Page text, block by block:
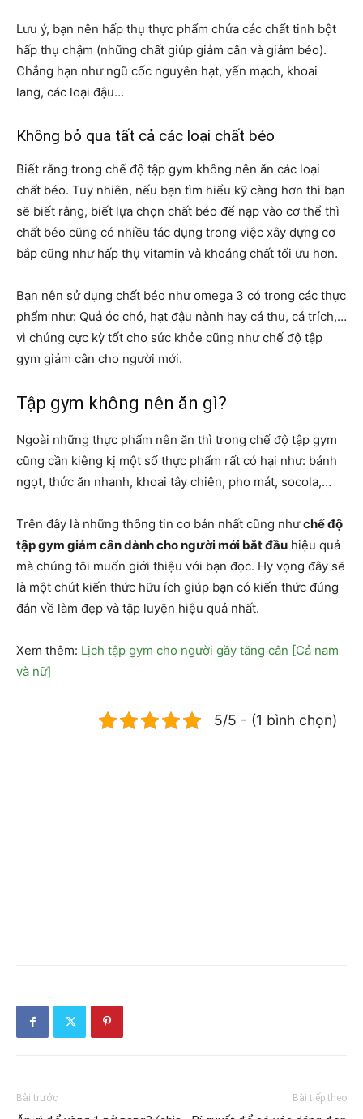
Lưu ý, bạn nên hấp thụ thực phẩm chứa các chất tinh bột
hấp thụ chậm (những chất giúp giảm cân và giảm béo).
Chẳng hạn như ngũ cốc nguyên hạt, yến mạch, khoai
lang, các loại đậu…
Không bỏ qua tất cả các loại chất béo
Biết rằng trong chế độ tập gym không nên ăn các loại
chất béo. Tuy nhiên, nếu bạn tìm hiểu kỹ càng hơn thì bạn
sẽ biết rằng, biết lựa chọn chất béo để nạp vào cơ thể thì
chất béo cũng có nhiều tác dụng trong việc xây dựng cơ
bắp cũng như hấp thụ vitamin và khoáng chất tối ưu hơn.
Bạn nên sử dụng chất béo như omega 3 có trong các thực
phẩm như: Quả óc chó, hạt đậu nành hay cá thu, cá trích,…
vì chúng cực kỳ tốt cho sức khỏe cũng như chế độ tập
gym giảm cân cho người mới.
Tập gym không nên ăn gì?
Ngoài những thực phẩm nên ăn thì trong chế độ tập gym
cũng cần kiêng kị một số thực phẩm rất có hại như: bánh
ngọt, thức ăn nhanh, khoai tây chiên, pho mát, socola,…
Trên đây là những thông tin cơ bản nhất cũng nhưchế độ
tập gym giảm cân dành cho người mới bắt đầu hiệu quả
mà chúng tôi muốn giới thiệu với bạn đọc. Hy vọng đây sẽ
là một chút kiến thức hữu ích giúp bạn có kiến thức đúng
đắn về làm đẹp và tập luyện hiệu quả nhất.
Xem thêm: Lịch tập gym cho người gầy tăng cân [Cả nam
và nữ]
5/5 - (1 bình chọn)
Bài trước Bài tiếp theo